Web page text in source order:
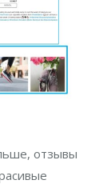
отзывы